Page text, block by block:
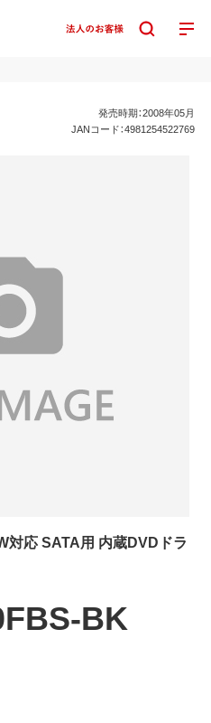
発売時期：2008年05月
JANコード：4981254522769
対応 SATA用 内蔵DVDドラ
BK